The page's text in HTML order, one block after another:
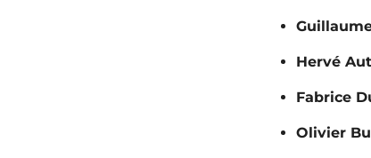
Hervé
Fabrice
Olivier